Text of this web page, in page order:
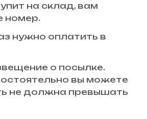
на склад, вам
номер.
нужно оплатить в
о посылке.
вы можете
не должна превышать